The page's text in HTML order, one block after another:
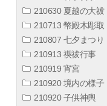
210630 夏越の大祓
210713 幣殿木彫取
210807 七夕まつり
210913 禊祓行事
210919 宵宮
210920 境内の様子
210920 子供神輿